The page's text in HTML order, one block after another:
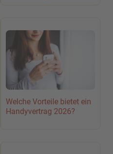
Welche Vorteile bietet ein
Handyvertrag 2026?